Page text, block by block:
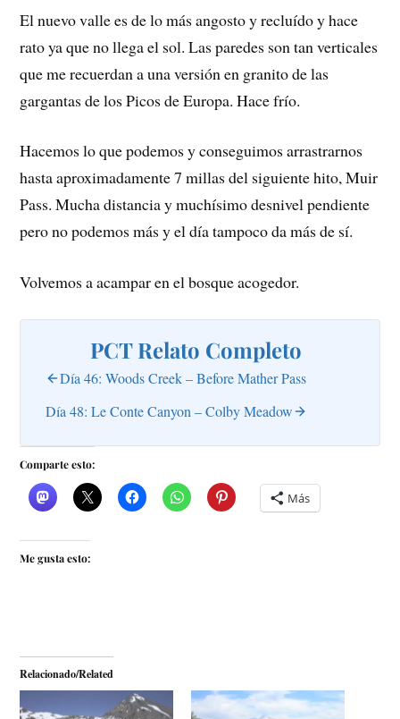
El nuevo valle es de lo más angosto y recluído y hace
rato ya que no llega el sol. Las paredes son tan verticales
que me recuerdan a una versión en granito de las
gargantas de los Picos de Europa. Hace frío.
Hacemos lo que podemos y conseguimos arrastrarnos
hasta aproximadamente 7 millas del siguiente hito, Muir
Pass. Mucha distancia y muchísimo desnivel pendiente
pero no podemos más y el día tampoco da más de sí.
Volvemos a acampar en el bosque acogedor.
PCT Relato Completo
Día 46: Woods Creek – Before Mather Pass
Día 48: Le Conte Canyon – Colby Meadow
Comparte esto:
Más
Me gusta esto:
Relacionado/Related